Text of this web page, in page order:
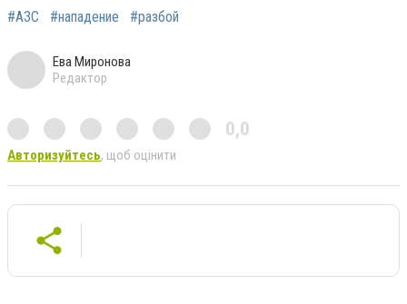
#АЗС #нападение #разбой
Ева Миронова
Редактор
0,0
Авторизуйтесь, щоб оцінити